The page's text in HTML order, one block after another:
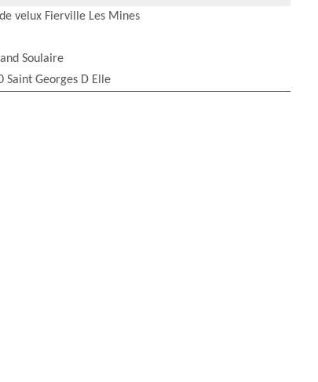
de velux Fierville Les Mines
Soulaire
Saint Georges D Elle